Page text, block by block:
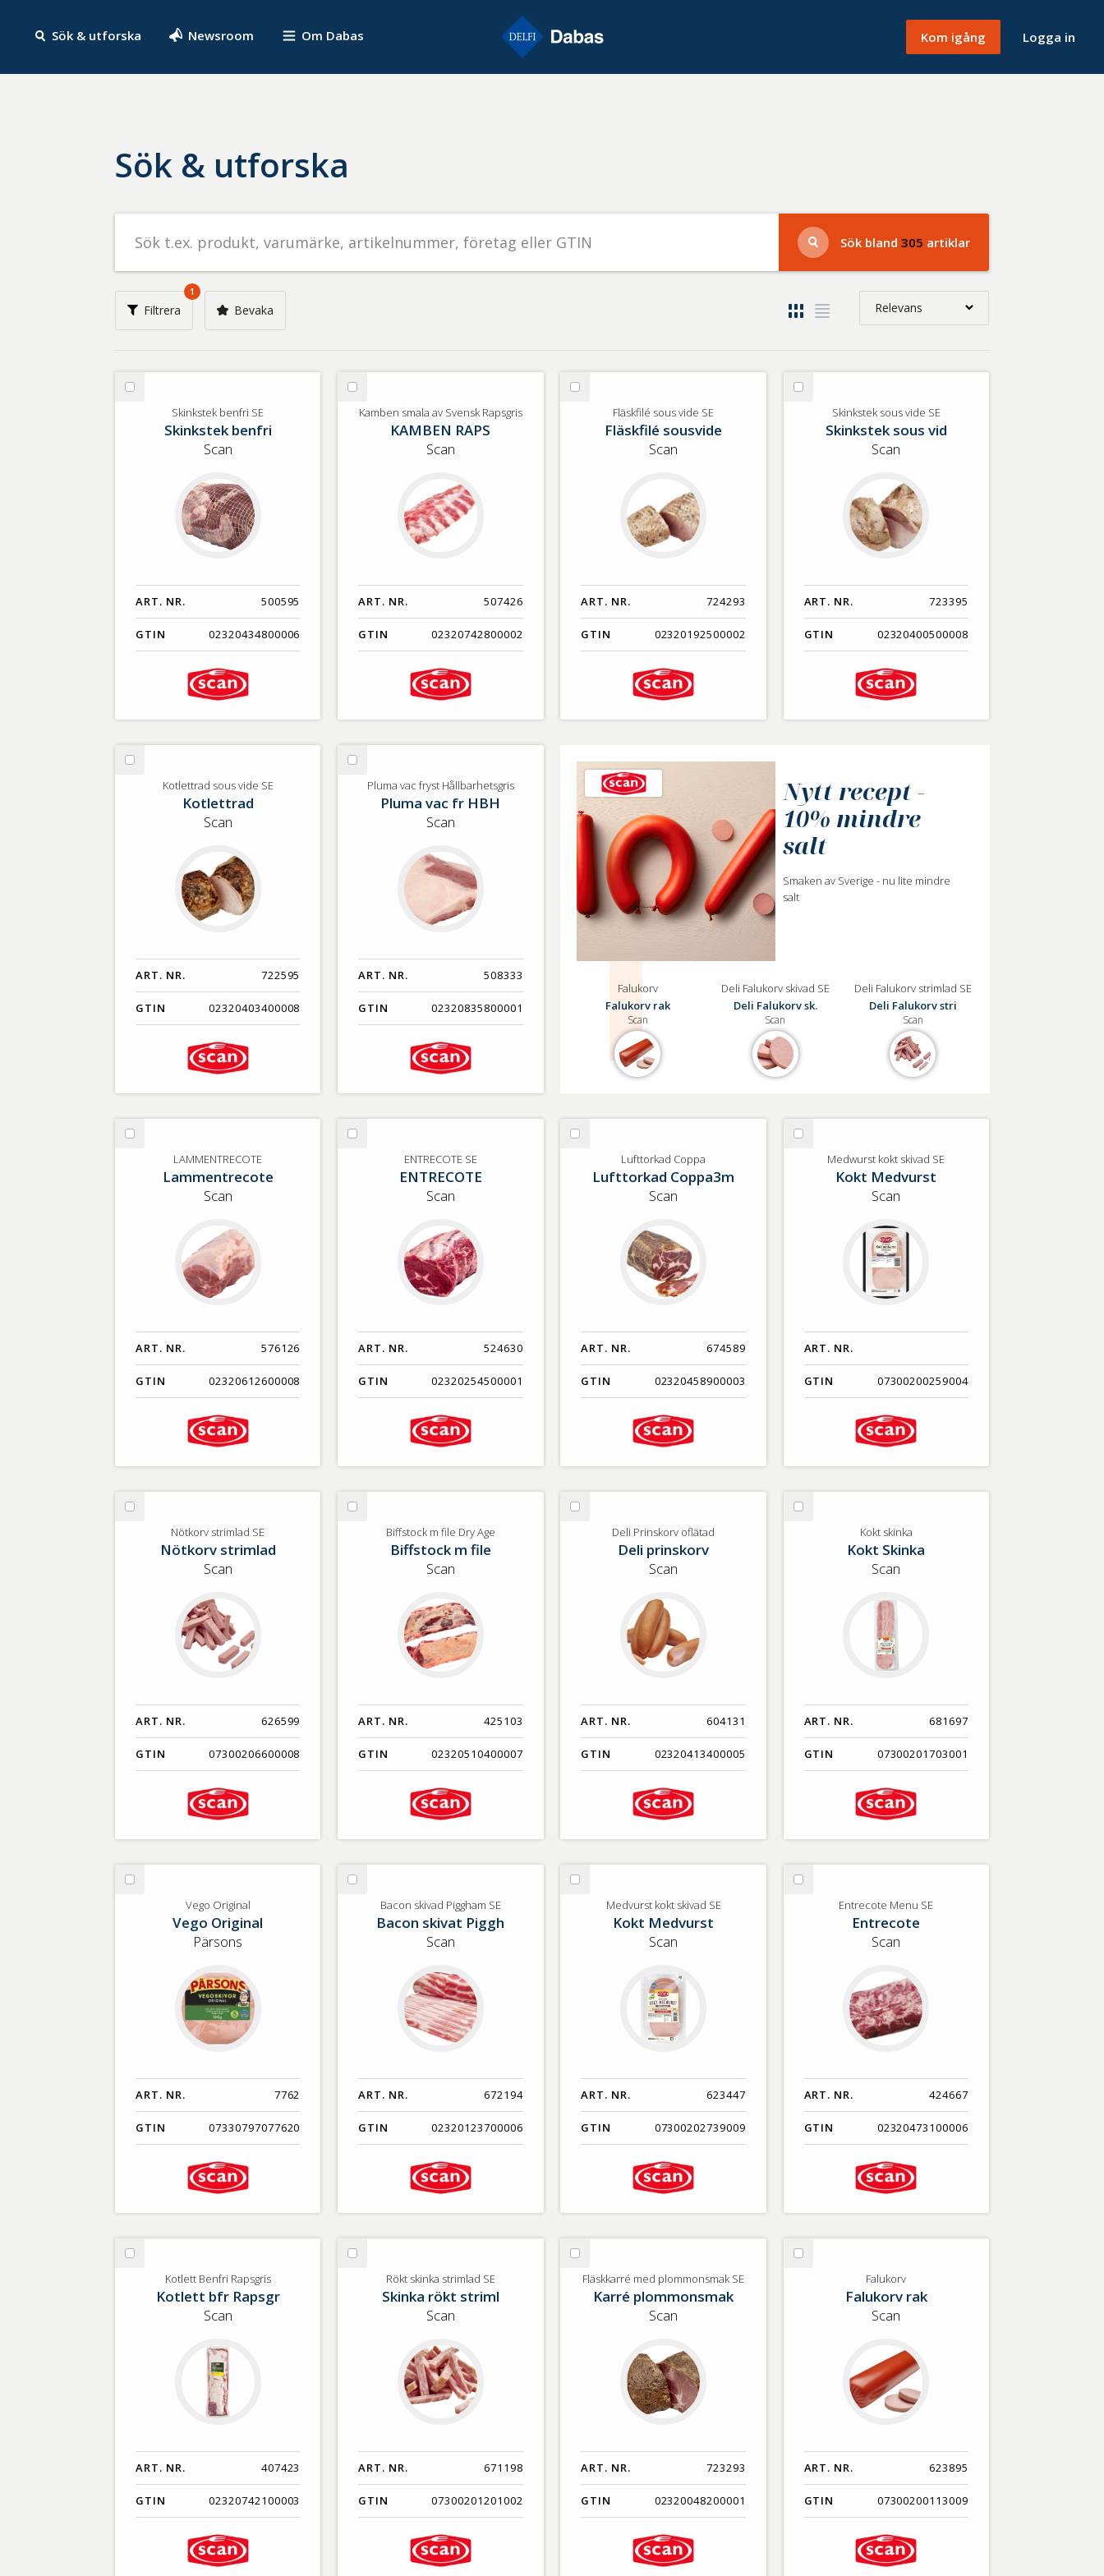
Sök & utforska Newsroom Om Dabas Kom igång Logga in
Sök & utforska
Sök
livsmedel
på
t.ex.
produkt,
varumärke,
GTIN
Sök bland 305 artiklar
Filtrera
1
Bevaka Relevans
Nyaste
Benämning A-Ö
GTIN
Med bild först
Välj
Skinkstek
benfri
Skinkstek benfri SE
Skinkstek benfri
Scan
ART. NR. 500595
GTIN 02320434800006
Välj
Kamben
Kamben smala av Svensk Rapsgris
KAMBEN RAPS
Scan
ART. NR. 507426
GTIN 02320742800002
Välj
FläskfiléFläskfilé sous vide SE
Fläskfilé sousvide
Scan
ART. NR. 724293
GTIN 02320192500002
Välj
SkinkstekSkinkstek sous vide SE
Skinkstek sous vid
Scan
ART. NR. 723395
GTIN 02320400500008
Välj
KotlettradKotlettrad sous vide SE
Kotlettrad
Scan
ART. NR. 722595
GTIN 02320403400008
Välj
Pluma
Pluma vac fryst Hållbarhetsgris
Pluma vac fr HBH
Scan
ART. NR. 508333
GTIN 02320835800001
Nytt recept -
10% mindre
salt
Smaken av Sverige - nu lite mindre
salt
Falukorv
Falukorv rak
Scan
Deli Falukorv skivad SE
Deli Falukorv sk.
Scan
Deli Falukorv strimlad SE
Deli Falukorv stri
Scan
Välj
LAMMENTRECOTE
LAMMENTRECOTE
Lammentrecote
Scan
ART. NR. 576126
GTIN 02320612600008
Välj
ENTRECOTEENTRECOTE SE
ENTRECOTE
Scan
ART. NR. 524630
GTIN 02320254500001
Välj
Lufttorkad
Coppa
Lufttorkad Coppa
Lufttorkad Coppa3m
Scan
ART. NR. 674589
GTIN 02320458900003
Välj
Medwurst
Medwurst kokt skivad SE
Kokt Medvurst
Scan
ART. NR.
GTIN 07300200259004
Välj
Nötkorv
strimlad
Nötkorv strimlad SE
Nötkorv strimlad
Scan
ART. NR. 626599
GTIN 07300206600008
Välj
BiffstockBiffstock m file Dry Age
Biffstock m file
Scan
ART. NR. 425103
GTIN 02320510400007
Välj
Prinskorv
Deli Prinskorv oflätad
Deli prinskorv
Scan
ART. NR. 604131
GTIN 02320413400005
Välj
Kokt skinka
Kokt Skinka
Scan
ART. NR. 681697
GTIN 07300201703001
Välj
Original
Vego Original
Vego Original
Pärsons
ART. NR. 7762
GTIN 07330797077620
Välj
Bacon
skivad
Bacon skivad Piggham SE
Bacon skivat Piggh
Scan
ART. NR. 672194
GTIN 02320123700006
Välj
MedvurstMedvurst kokt skivad SE
Kokt Medvurst
Scan
ART. NR. 623447
GTIN 07300202739009
Välj
EntrecoteEntrecote Menu SE
Entrecote
Scan
ART. NR. 424667
GTIN 02320473100006
Välj
Kotlett
Benfri
Kotlett Benfri Rapsgris
Kotlett bfr Rapsgr
Scan
ART. NR. 407423
GTIN 02320742100003
Välj
skinka
Rökt skinka strimlad SE
Skinka rökt striml
Scan
ART. NR. 671198
GTIN 07300201201002
Välj
Fläskkarré
med
plommonsmak
Fläskkarré med plommonsmak SE
Karré plommonsmak
Scan
ART. NR. 723293
GTIN 02320048200001
Välj
Falukorv
Falukorv rak
Scan
ART. NR. 623895
GTIN 07300200113009